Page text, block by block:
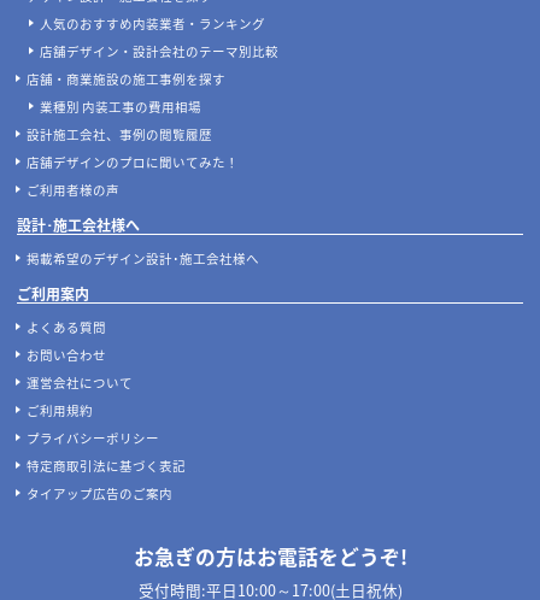
人気のおすすめ内装業者・ランキング
店舗デザイン・設計会社のテーマ別比較
店舗・商業施設の施工事例を探す
業種別 内装工事の費用相場
設計施工会社、事例の閲覧履歴
店舗デザインのプロに聞いてみた！
ご利用者様の声
設計･施工会社様へ
掲載希望のデザイン設計･施工会社様へ
ご利用案内
よくある質問
お問い合わせ
運営会社について
ご利用規約
プライバシーポリシー
特定商取引法に基づく表記
タイアップ広告のご案内
お急ぎの方はお電話をどうぞ!
受付時間:平日10:00～17:00(土日祝休)